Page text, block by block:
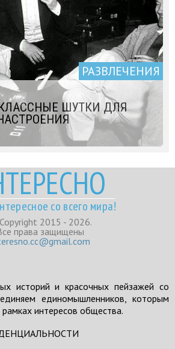
РАЗВЛЕЧЕНИЯ
ШУТКИ ДЛЯ
со всего мира!
2015 - 2026.
права защищены
историй и красочных пейзажей со
единомышленников, которым
интересов общества.